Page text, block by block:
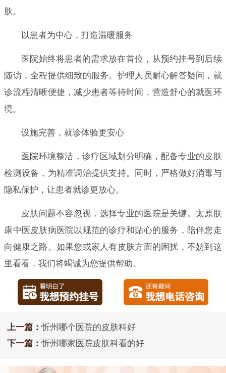
肤。
以患者为中心，打造温暖服务
医院始终将患者的需求放在首位，从预约挂号到后续
随访，全程提供细致的服务。护理人员耐心解答疑问，就
诊流程清晰便捷，减少患者等待时间，营造舒心的就医环
境。
设施完善，就诊体验更安心
医院环境整洁，诊疗区域划分明确，配备专业的皮肤
检测设备，为精准调治提供支持。同时，严格做好消毒与
隐私保护，让患者就诊更放心。
皮肤问题不容忽视，选择专业的医院是关键。太原肤
康中医皮肤病医院以规范的诊疗和贴心的服务，陪伴您走
向健康之路。如果您或家人有皮肤方面的困扰，不妨到这
里看看，我们将竭诚为您提供帮助。
上一篇：忻州哪个医院的皮肤科好
下一篇：忻州哪家医院皮肤科看的好